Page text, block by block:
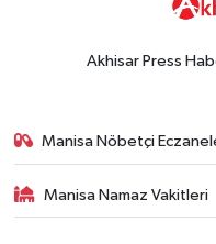
Akhisar Press
Manisa Nöbetçi
Manisa Namaz Vakitleri